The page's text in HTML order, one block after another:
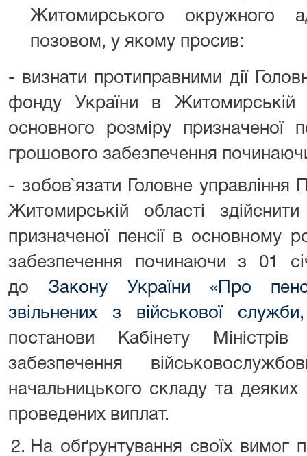
Житомирського окружного
позовом, у якому просив:
- визнати протиправними дії
фонду України в
основного розміру
грошового забезпечення
- зобов`язати Головне управління
Житомирській області
призначеної пенсії в основному
забезпечення починаючи з 01
до Закону України «Про
звільнених з військової
постанови Кабінету
забезпечення
начальницького складу та
проведених виплат.
На обґрунтування своїх вимог